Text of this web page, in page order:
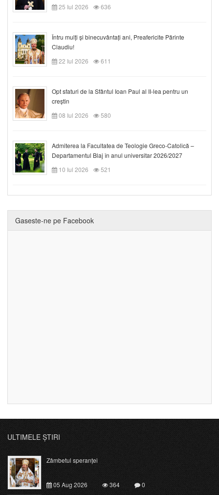
25 Iul 2026
636
Întru mulți și binecuvântați ani, Preafericite Părinte
Claudiu!
22 Iul 2026
611
Opt sfaturi de la Sfântul Ioan Paul al II-lea pentru un
creștin
08 Iul 2026
580
Admiterea la Facultatea de Teologie Greco-Catolică –
Departamentul Blaj în anul universitar 2026/2027
10 Iul 2026
521
Gaseste-ne pe Facebook
ULTIMELE ȘTIRI
Zâmbetul speranței
05 Aug 2026 364
0